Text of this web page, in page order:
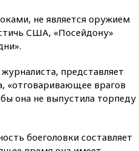
не является оружием
США, «Посейдону»
представляет
«отговаривающее врагов
она не выпустила торпеду
боеголовки составляет